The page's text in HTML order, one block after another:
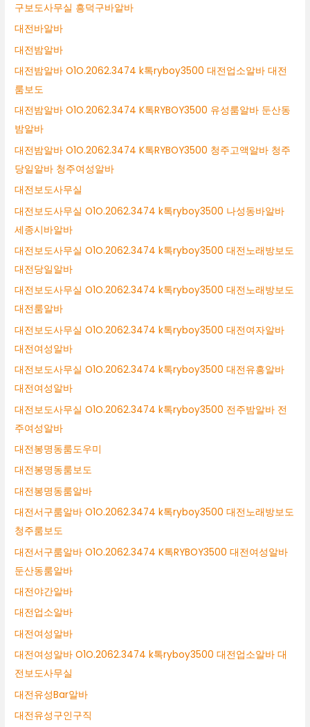
구보도사무실 흥덕구바알바
대전바알바
대전밤알바
대전밤알바 O1O.2062.3474 k톡ryboy3500 대전업소알바 대전
룸보도
대전밤알바 O1O.2062.3474 K톡RYBOY3500 유성룸알바 둔산동
밤알바
대전밤알바 O1O.2062.3474 K톡RYBOY3500 청주고액알바 청주
당일알바 청주여성알바
대전보도사무실
대전보도사무실 O1O.2062.3474 k톡ryboy3500 나성동바알바
세종시바알바
대전보도사무실 O1O.2062.3474 k톡ryboy3500 대전노래방보도
대전당일알바
대전보도사무실 O1O.2062.3474 k톡ryboy3500 대전노래방보도
대전룸알바
대전보도사무실 O1O.2062.3474 k톡ryboy3500 대전여자알바
대전여성알바
대전보도사무실 O1O.2062.3474 k톡ryboy3500 대전유흥알바
대전여성알바
대전보도사무실 O1O.2062.3474 k톡ryboy3500 전주밤알바 전
주여성알바
대전봉명동룸도우미
대전봉명동룸보도
대전봉명동룸알바
대전서구룸알바 O1O.2062.3474 k톡ryboy3500 대전노래방보도
청주룸보도
대전서구룸알바 O1O.2062.3474 K톡RYBOY3500 대전여성알바
둔산동룸알바
대전야간알바
대전업소알바
대전여성알바
대전여성알바 O1O.2062.3474 k톡ryboy3500 대전업소알바 대
전보도사무실
대전유성Bar알바
대전유성구인구직